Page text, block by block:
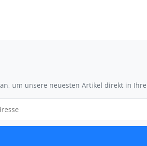
um unsere neuesten Artikel direkt in